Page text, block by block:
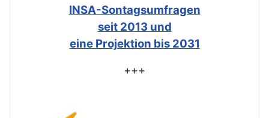
INSA-Sontagsumfragen
seit 2013 und
eine Projektion bis 2031
+++